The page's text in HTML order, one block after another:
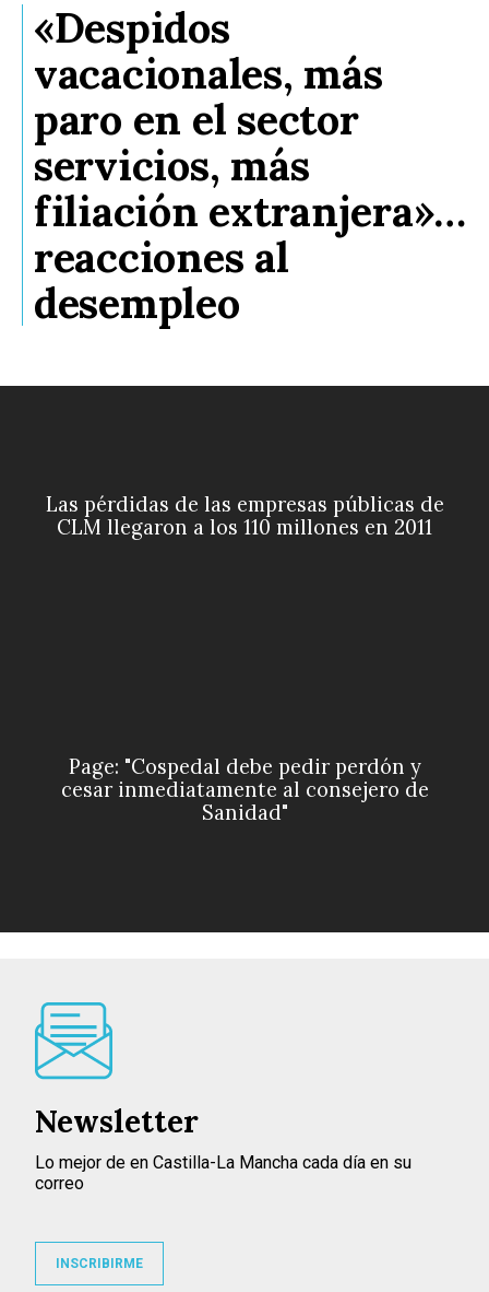
«Despidos
vacacionales, más
paro en el sector
servicios, más
filiación extranjera»…
reacciones al
desempleo
Las pérdidas de las empresas públicas de
CLM llegaron a los 110 millones en 2011
Page: "Cospedal debe pedir perdón y
cesar inmediatamente al consejero de
Sanidad"
Newsletter
Lo mejor de en Castilla-La Mancha cada día en su
correo
INSCRIBIRME